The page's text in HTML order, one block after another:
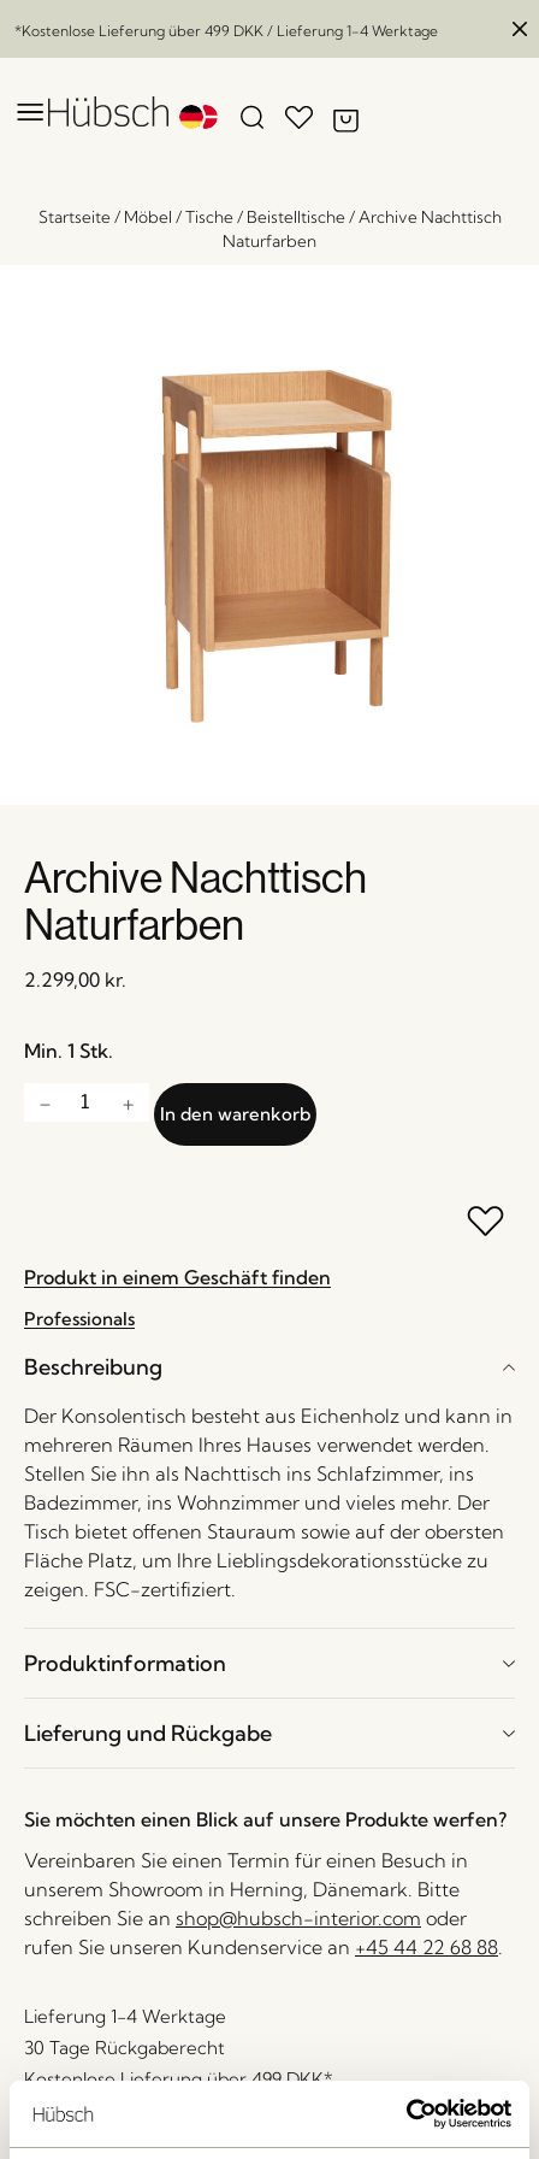
*Kostenlose Lieferung über 499 DKK / Lieferung 1-4 Werktage
Startseite/ Möbel /Tische/ Beistelltische/ Archive Nachttisch
Naturfarben
Archive Nachttisch
Naturfarben
2.299,00 kr.
Min. 1 Stk.
In den warenkorb
Produkt in einem Geschäft finden
Professionals
Beschreibung
Der Konsolentisch besteht aus Eichenholz und kann in
mehreren Räumen Ihres Hauses verwendet werden.
Stellen Sie ihn als Nachttisch ins Schlafzimmer, ins
Badezimmer, ins Wohnzimmer und vieles mehr. Der
Tisch bietet offenen Stauraum sowie auf der obersten
Fläche Platz, um Ihre Lieblingsdekorationsstücke zu
zeigen. FSC-zertifiziert.
Produktinformation
Lieferung und Rückgabe
Sie möchten einen Blick auf unsere Produkte werfen?
Vereinbaren Sie einen Termin für einen Besuch in
unserem Showroom in Herning, Dänemark. Bitte
schreiben Sie an shop@hubsch-interior.com oder
rufen Sie unseren Kundenservice an +45 44 22 68 88.
Lieferung 1-4 Werktage
30 Tage Rückgaberecht
Kostenlose Lieferung über499 DKK*